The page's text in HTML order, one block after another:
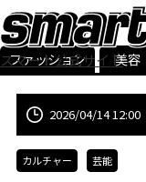
スマート公式サイト
ファッション 美容
2026/04/14 12:00
カルチャー 芸能